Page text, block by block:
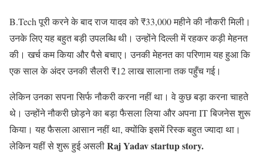
B.Tech पूरी करने के बाद राज यादव को ₹33,000 महीने की नौकरी मिली।
उनके लिए यह बहुत बड़ी उपलब्धि थी। उन्होंने दिल्ली में रहकर कड़ी मेहनत
की। खर्च कम किया और पैसे बचाए। उनकी मेहनत का परिणाम यह हुआ कि
एक साल के अंदर उनकी सैलरी ₹12 लाख सालाना तक पहुँच गई।
लेकिन उनका सपना सिर्फ नौकरी करना नहीं था। वे कुछ बड़ा करना चाहते
थे। उन्होंने नौकरी छोड़ने का बड़ा फैसला लिया और अपना IT बिजनेस शुरू
किया। यह फैसला आसान नहीं था, क्योंकि इसमें रिस्क बहुत ज्यादा था।
लेकिन यहीं से शुरू हुई असलीRaj Yadav startup story.